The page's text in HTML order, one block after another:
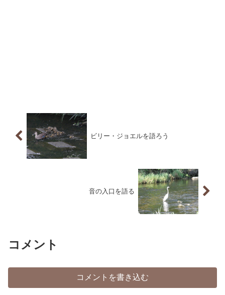
ビリー・ジョエルを語ろう
音の入口を語る
コメント
コメントを書き込む